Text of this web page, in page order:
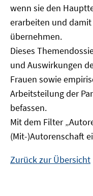
wenn sie den
erarbeiten und
übernehmen.
Dieses
und Auswirkungen
Frauen sowie
Arbeitsteilung der
befassen.
Mit dem Filter
(Mit-)Autorenschaft
Zurück zur Übersicht